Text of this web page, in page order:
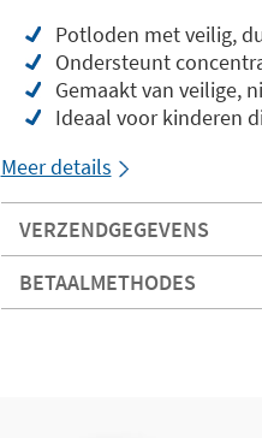
Potloden met veilig,
Ondersteunt
Gemaakt van veilige,
Ideaal voor kinderen
Meer details
VERZENDGEGEVENS
BETAALMETHODES